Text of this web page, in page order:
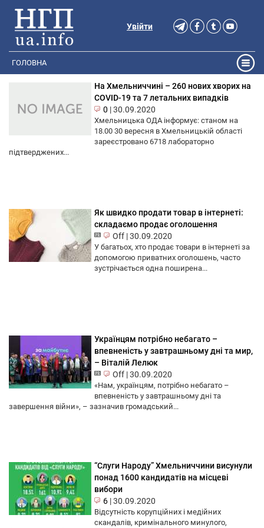
Увійти
ГОЛОВНА
На Хмельниччині – 260 нових хворих на
COVID-19 та 7 летальних випадків
0 |30.09.2020
Хмельницька ОДА інформує: станом на
18.00 30 вересня в Хмельницькій області
зареєстровано 6718 лабораторно
підтверджених...
Як швидко продати товар в інтернеті:
складаємо продає оголошення
Off |30.09.2020
У багатьох, хто продає товари в інтернеті за
допомогою приватних оголошень, часто
зустрічається одна поширена...
Українцям потрібно небагато –
впевненість у завтрашньому дні та мир,
– Віталій Лелюк
Off |30.09.2020
«Нам, українцям, потрібно небагато –
впевненість у завтрашньому дні та
завершення війни», – зазначив громадський...
“Слуги Народу” Хмельниччини висунули
понад 1600 кандидатів на місцеві
вибори
6 |30.09.2020
Відсутність корупційних і медійних
скандалів, кримінального минулого,